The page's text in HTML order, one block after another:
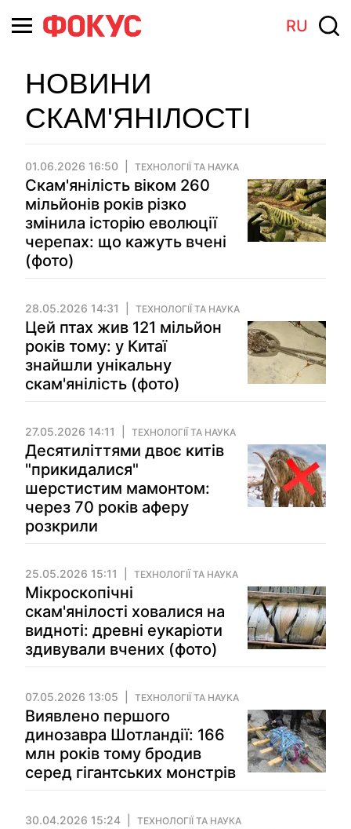
RU
НОВИНИ
СКАМ'ЯНІЛОСТІ
01.06.2026 16:50 ТЕХНОЛОГІЇ ТА НАУКА
Скам'янілість віком 260
мільйонів років різко
змінила історію еволюції
черепах: що кажуть вчені
(фото)
28.05.2026 14:31 ТЕХНОЛОГІЇ ТА НАУКА
Цей птах жив 121 мільйон
років тому: у Китаї
знайшли унікальну
скам'янілість (фото)
27.05.2026 14:11 ТЕХНОЛОГІЇ ТА НАУКА
Десятиліттями двоє китів
"прикидалися"
шерстистим мамонтом:
через 70 років аферу
розкрили
25.05.2026 15:11 ТЕХНОЛОГІЇ ТА НАУКА
Мікроскопічні
скам'янілості ховалися на
видноті: древні еукаріоти
здивували вчених (фото)
07.05.2026 13:05 ТЕХНОЛОГІЇ ТА НАУКА
Виявлено першого
динозавра Шотландії: 166
млн років тому бродив
серед гігантських монстрів
30.04.2026 15:24 ТЕХНОЛОГІЇ ТА НАУКА